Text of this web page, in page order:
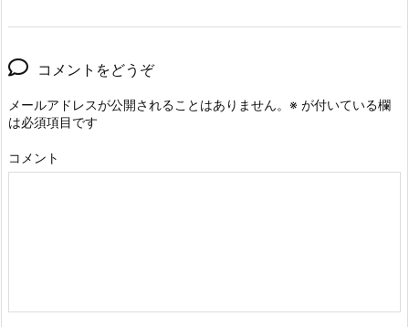
コメントをどうぞ
メールアドレスが公開されることはありません。 ※ が付いている欄
は必須項目です
コメント